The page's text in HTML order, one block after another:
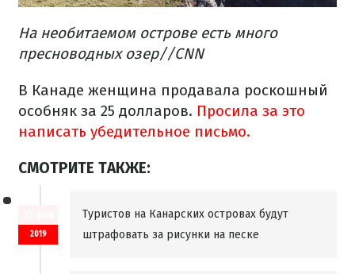
На необитаемом острове есть много
пресноводных озер//CNN
В Канаде женщина продавала роскошный
особняк за 25 долларов. Просила за это
написать убедительное письмо.
СМОТРИТЕ ТАКЖЕ:
2019
Туристов на Канарских островах будут
штрафовать за рисунки на песке